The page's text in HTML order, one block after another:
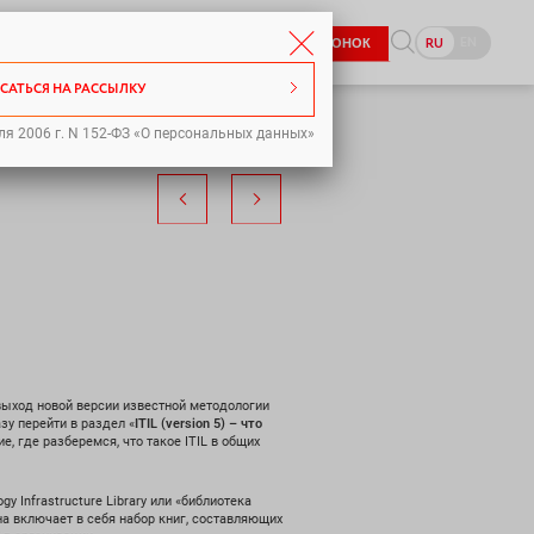
pr@icl-services.com
ЗАКАЗАТЬ ЗВОНОК RU
новой версии известной методологии
перейти в раздел «ITIL (version 5) – что
где разберемся, что такое ITIL в общих
Infrastructure Library или «библиотека
включает в себя набор книг, составляющих
НА РАССЫЛКУ
2006 г. N 152-ФЗ «О персональных данных»